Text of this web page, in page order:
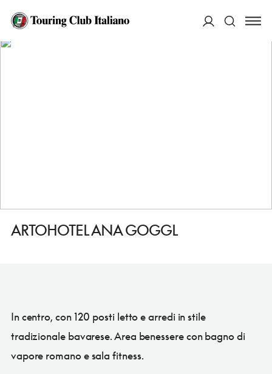
HOME
ARTOHOTEL ANA GOGGL
ARTOHOTEL ANA GOGGL
In centro, con 120 posti letto e arredi in stile
tradizionale bavarese. Area benessere con bagno di
vapore romano e sala fitness.